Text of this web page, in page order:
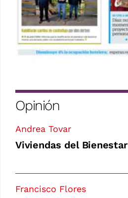
Opinión
Andrea Tovar
Viviendas del Bienestar
Francisco Flores